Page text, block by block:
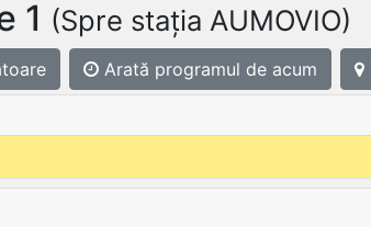
1 (Spre stația AUMOVIO)
Arată programul de acum